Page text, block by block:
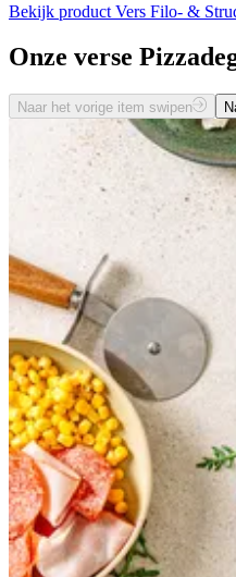
Bekijk product Vers Filo- &
Onze verse
Naar het vorige item swipen